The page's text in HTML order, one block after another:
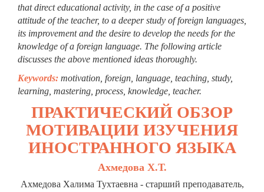
that direct educational activity, in the case of a positive
attitude of the teacher, to a deeper study of foreign languages,
its improvement and the desire to develop the needs for the
knowledge of a foreign language. The following article
discusses the above mentioned ideas thoroughly.
Keywords: motivation, foreign, language, teaching, study,
learning, mastering, process, knowledge, teacher.
ПРАКТИЧЕСКИЙ ОБЗОР
МОТИВАЦИИ ИЗУЧЕНИЯ
ИНОСТРАННОГО ЯЗЫКА
Ахмедова Х.Т.
Ахмедова Халима Тухтаевна - старший преподаватель,